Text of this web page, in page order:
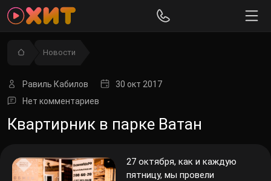
Новости
Равиль Кабилов
30 окт 2017
Нет комментариев
Квартирник в парке Ватан
27 октября, как и каждую
пятницу, мы провели